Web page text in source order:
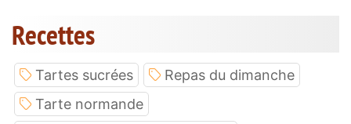
Recettes
Tartes sucrées
Repas du dimanche
Tarte normande